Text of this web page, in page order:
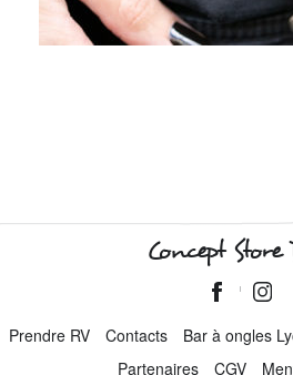
Concept
Prendre RV Contacts Bar à ongles
Partenaires
CGV